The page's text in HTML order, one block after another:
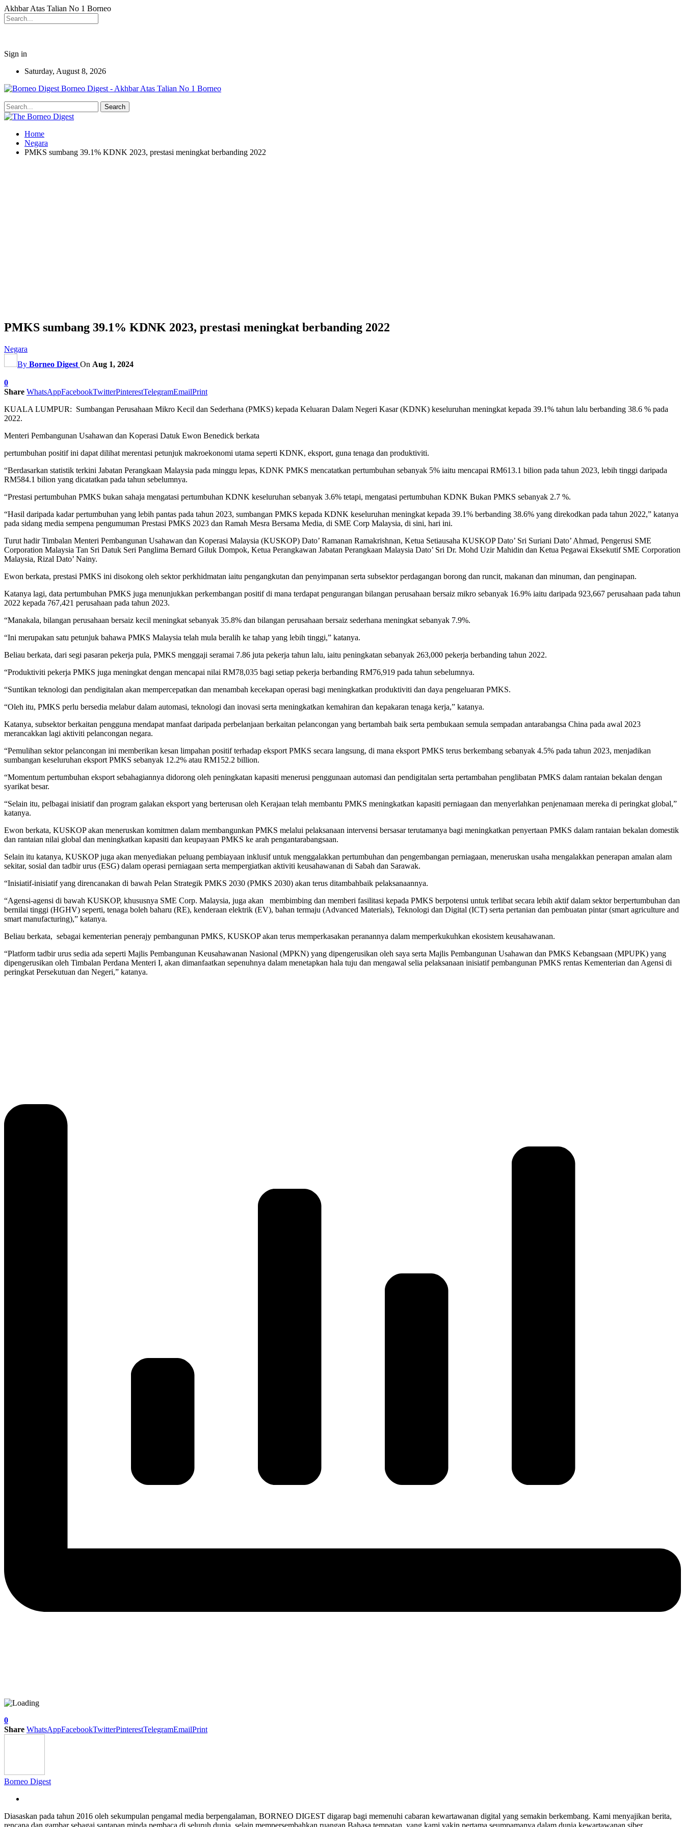
Akhbar Atas Talian No 1 Borneo
Sign in
Saturday, August 8, 2026
Borneo Digest - Akhbar Atas Talian No 1 Borneo
Home
Negara
PMKS sumbang 39.1% KDNK 2023, prestasi meningkat berbanding 2022
PMKS sumbang 39.1% KDNK 2023, prestasi meningkat berbanding 2022
Negara
By Borneo Digest On Aug 1, 2024
0
Share WhatsAppFacebookTwitterPinterestTelegramEmailPrint
KUALA LUMPUR: Sumbangan Perusahaan Mikro Kecil dan Sederhana (PMKS) kepada Keluaran Dalam Negeri Kasar (KDNK) keseluruhan meningkat kepada 39.1% tahun lalu berbanding 38.6 % pada
2022.
Menteri Pembangunan Usahawan dan Koperasi Datuk Ewon Benedick berkata
pertumbuhan positif ini dapat dilihat merentasi petunjuk makroekonomi utama seperti KDNK, eksport, guna tenaga dan produktiviti.
“Berdasarkan statistik terkini Jabatan Perangkaan Malaysia pada minggu lepas, KDNK PMKS mencatatkan pertumbuhan sebanyak 5% iaitu mencapai RM613.1 bilion pada tahun 2023, lebih tinggi daripada
RM584.1 bilion yang dicatatkan pada tahun sebelumnya.
“Prestasi pertumbuhan PMKS bukan sahaja mengatasi pertumbuhan KDNK keseluruhan sebanyak 3.6% tetapi, mengatasi pertumbuhan KDNK Bukan PMKS sebanyak 2.7 %.
“Hasil daripada kadar pertumbuhan yang lebih pantas pada tahun 2023, sumbangan PMKS kepada KDNK keseluruhan meningkat kepada 39.1% berbanding 38.6% yang direkodkan pada tahun 2022,” katanya
pada sidang media sempena pengumuman Prestasi PMKS 2023 dan Ramah Mesra Bersama Media, di SME Corp Malaysia, di sini, hari ini.
Turut hadir Timbalan Menteri Pembangunan Usahawan dan Koperasi Malaysia (KUSKOP) Dato’ Ramanan Ramakrishnan, Ketua Setiausaha KUSKOP Dato’ Sri Suriani Dato’ Ahmad, Pengerusi SME
Corporation Malaysia Tan Sri Datuk Seri Panglima Bernard Giluk Dompok, Ketua Perangkawan Jabatan Perangkaan Malaysia Dato’ Sri Dr. Mohd Uzir Mahidin dan Ketua Pegawai Eksekutif SME Corporation
Malaysia, Rizal Dato’ Nainy.
Ewon berkata, prestasi PMKS ini disokong oleh sektor perkhidmatan iaitu pengangkutan dan penyimpanan serta subsektor perdagangan borong dan runcit, makanan dan minuman, dan penginapan.
Katanya lagi, data pertumbuhan PMKS juga menunjukkan perkembangan positif di mana terdapat pengurangan bilangan perusahaan bersaiz mikro sebanyak 16.9% iaitu daripada 923,667 perusahaan pada tahun
2022 kepada 767,421 perusahaan pada tahun 2023.
“Manakala, bilangan perusahaan bersaiz kecil meningkat sebanyak 35.8% dan bilangan perusahaan bersaiz sederhana meningkat sebanyak 7.9%.
“Ini merupakan satu petunjuk bahawa PMKS Malaysia telah mula beralih ke tahap yang lebih tinggi,” katanya.
Beliau berkata, dari segi pasaran pekerja pula, PMKS menggaji seramai 7.86 juta pekerja tahun lalu, iaitu peningkatan sebanyak 263,000 pekerja berbanding tahun 2022.
“Produktiviti pekerja PMKS juga meningkat dengan mencapai nilai RM78,035 bagi setiap pekerja berbanding RM76,919 pada tahun sebelumnya.
“Suntikan teknologi dan pendigitalan akan mempercepatkan dan menambah kecekapan operasi bagi meningkatkan produktiviti dan daya pengeluaran PMKS.
“Oleh itu, PMKS perlu bersedia melabur dalam automasi, teknologi dan inovasi serta meningkatkan kemahiran dan kepakaran tenaga kerja,” katanya.
Katanya, subsektor berkaitan pengguna mendapat manfaat daripada perbelanjaan berkaitan pelancongan yang bertambah baik serta pembukaan semula sempadan antarabangsa China pada awal 2023
merancakkan lagi aktiviti pelancongan negara.
“Pemulihan sektor pelancongan ini memberikan kesan limpahan positif terhadap eksport PMKS secara langsung, di mana eksport PMKS terus berkembang sebanyak 4.5% pada tahun 2023, menjadikan
sumbangan keseluruhan eksport PMKS sebanyak 12.2% atau RM152.2 billion.
“Momentum pertumbuhan eksport sebahagiannya didorong oleh peningkatan kapasiti menerusi penggunaan automasi dan pendigitalan serta pertambahan penglibatan PMKS dalam rantaian bekalan dengan
syarikat besar.
“Selain itu, pelbagai inisiatif dan program galakan eksport yang berterusan oleh Kerajaan telah membantu PMKS meningkatkan kapasiti perniagaan dan menyerlahkan penjenamaan mereka di peringkat global,”
katanya.
Ewon berkata, KUSKOP akan meneruskan komitmen dalam membangunkan PMKS melalui pelaksanaan intervensi bersasar terutamanya bagi meningkatkan penyertaan PMKS dalam rantaian bekalan domestik
dan rantaian nilai global dan meningkatkan kapasiti dan keupayaan PMKS ke arah pengantarabangsaan.
Selain itu katanya, KUSKOP juga akan menyediakan peluang pembiayaan inklusif untuk menggalakkan pertumbuhan dan pengembangan perniagaan, meneruskan usaha mengalakkan penerapan amalan alam
sekitar, sosial dan tadbir urus (ESG) dalam operasi perniagaan serta mempergiatkan aktiviti keusahawanan di Sabah dan Sarawak.
“Inisiatif-inisiatif yang direncanakan di bawah Pelan Strategik PMKS 2030 (PMKS 2030) akan terus ditambahbaik pelaksanaannya.
“Agensi-agensi di bawah KUSKOP, khususnya SME Corp. Malaysia, juga akan membimbing dan memberi fasilitasi kepada PMKS berpotensi untuk terlibat secara lebih aktif dalam sektor berpertumbuhan dan
bernilai tinggi (HGHV) seperti, tenaga boleh baharu (RE), kenderaan elektrik (EV), bahan termaju (Advanced Materials), Teknologi dan Digital (ICT) serta pertanian dan pembuatan pintar (smart agriculture and
smart manufacturing),” katanya.
Beliau berkata, sebagai kementerian penerajy pembangunan PMKS, KUSKOP akan terus memperkasakan peranannya dalam memperkukuhkan ekosistem keusahawanan.
“Platform tadbir urus sedia ada seperti Majlis Pembangunan Keusahawanan Nasional (MPKN) yang dipengerusikan oleh saya serta Majlis Pembangunan Usahawan dan PMKS Kebangsaan (MPUPK) yang
dipengerusikan oleh Timbalan Perdana Menteri I, akan dimanfaatkan sepenuhnya dalam menetapkan hala tuju dan mengawal selia pelaksanaan inisiatif pembangunan PMKS rentas Kementerian dan Agensi di
peringkat Persekutuan dan Negeri,” katanya.
0
Share WhatsAppFacebookTwitterPinterestTelegramEmailPrint
Borneo Digest
Diasaskan pada tahun 2016 oleh sekumpulan pengamal media berpengalaman, BORNEO DIGEST digarap bagi memenuhi cabaran kewartawanan digital yang semakin berkembang. Kami menyajikan berita,
rencana dan gambar sebagai santapan minda pembaca di seluruh dunia, selain mempersembahkan ruangan Bahasa tempatan, yang kami yakin pertama seumpamanya dalam dunia kewartawanan siber.